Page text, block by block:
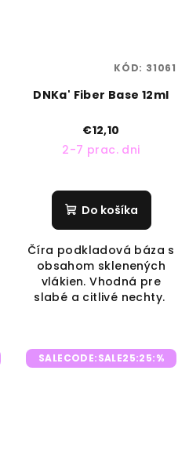
DNKa' Fiber Base 12ml
€12,10
2-7 prac. dni
Do košíka
Číra podkladová báza s
obsahom sklenených
vlákien. Vhodná pre
slabé a citlivé nechty.
KÓD: 31061
SALECODE:SALE25:25:%